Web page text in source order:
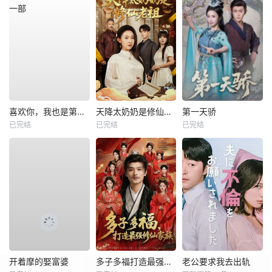
喜欢你，我也是第一部
已完结
天降太奶奶是修仙老祖
已完结
第一天骄
已完结
开着摩的娶富婆 多子多福打造最强修仙家族 老公要求我去出轨